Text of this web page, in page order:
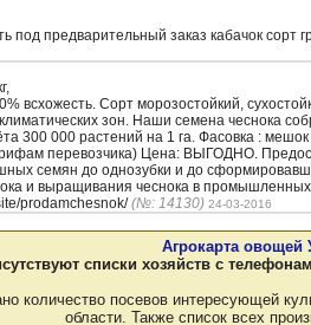
предварительный заказ кабачок сорт
всхожесть. Сорт морозостойкий,
зон. Наши семена чеснока
300 000 растений на 1 га. Фасовка :
перевозчика) Цена: ВЫГОДНО.
семян до однозубки и до
и выращивания чеснока в
prodamchesnok/(№: 14130) 24-03-2016
Агрокарта овощей
списки хозяйств с
количество посевов интересующей
области. Также список всех